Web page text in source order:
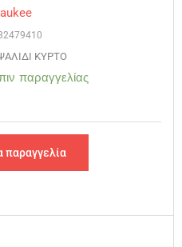
ΚΥΡΤΟ
παραγγελίας
παραγγελία